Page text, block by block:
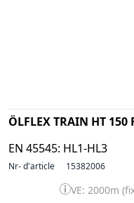
ÖLFLEX TRAIN HT 150
EN 45545: HL1-HL3
Nr- d'article 15382006
VE: 2000m